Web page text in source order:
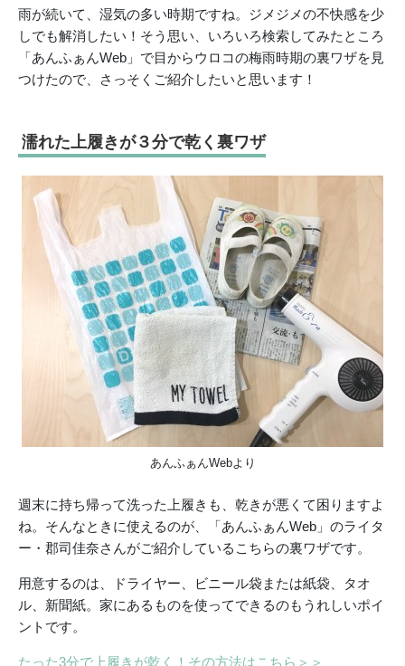
雨が続いて、湿気の多い時期ですね。ジメジメの不快感を少
しでも解消したい！そう思い、いろいろ検索してみたところ
「あんふぁんWeb」で目からウロコの梅雨時期の裏ワザを見
つけたので、さっそくご紹介したいと思います！
濡れた上履きが３分で乾く裏ワザ
あんふぁんWebより
週末に持ち帰って洗った上履きも、乾きが悪くて困りますよ
ね。そんなときに使えるのが、「あんふぁんWeb」のライタ
ー・郡司佳奈さんがご紹介しているこちらの裏ワザです。
用意するのは、ドライヤー、ビニール袋または紙袋、タオ
ル、新聞紙。家にあるものを使ってできるのもうれしいポイ
ントです。
たった3分で上履きが乾く！その方法はこちら＞＞